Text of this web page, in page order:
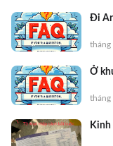
Đi
tháng
Ở
tháng
Kinh